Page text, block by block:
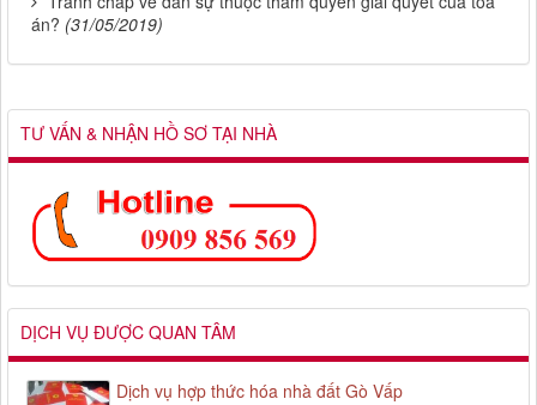
án? (31/05/2019)
TƯ VẤN & NHẬN HỒ SƠ TẠI NHÀ
DỊCH VỤ ĐƯỢC QUAN TÂM
Dịch vụ hợp thức hóa nhà đất Gò Vấp